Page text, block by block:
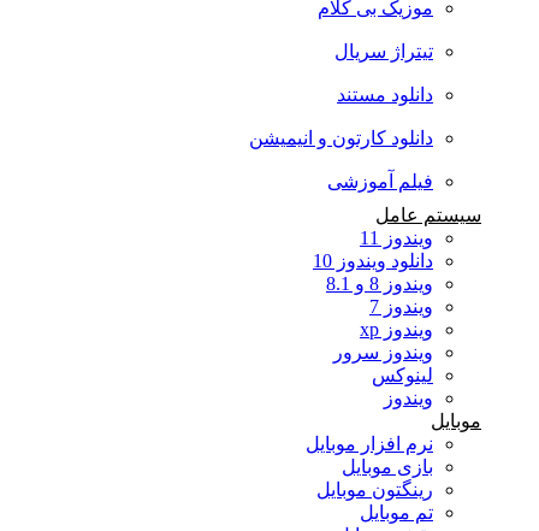
موزیک بی کلام
تیتراژ سریال
دانلود مستند
دانلود کارتون و انیمیشن
فیلم آموزشی
سیستم عامل
ویندوز 11
دانلود ویندوز 10
ویندوز 8 و 8.1
ویندوز 7
ویندوز xp
ویندوز سرور
لینوکس
ویندوز
موبایل
نرم افزار موبایل
بازی موبایل
رینگتون موبایل
تم موبایل